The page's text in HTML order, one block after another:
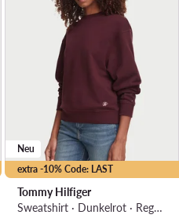
extra -10% Code: LAST
Neu
Tommy Hilfiger
Sweatshirt · Dunkelrot · Regular Fit